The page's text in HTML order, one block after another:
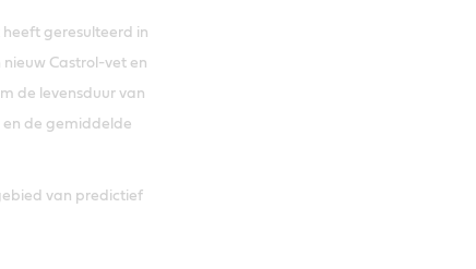
geresulteerd in
Castrol-vet en
de levensduur van
de gemiddelde
van predictief